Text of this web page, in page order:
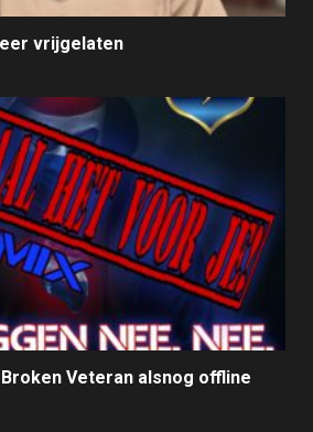
vrijgelaten
Veteran alsnog offline